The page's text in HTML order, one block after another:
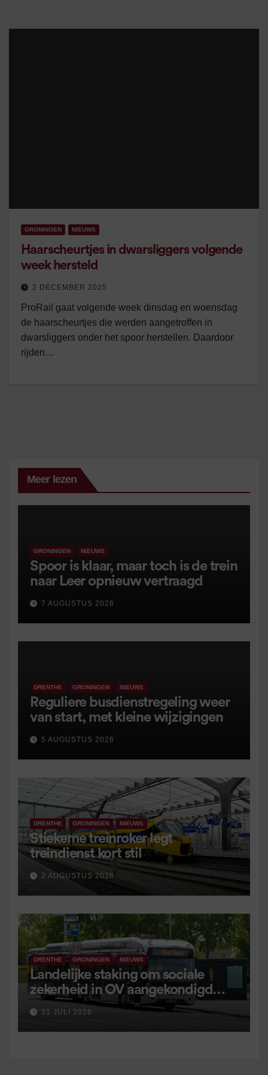
GRONINGEN NIEUWS
Haarscheurtjes in dwarsliggers volgende
week hersteld
2 DECEMBER 2025
ProRail gaat volgende week dinsdag en woensdag
de haarscheurtjes die werden aangetroffen in
dwarsliggers onder het spoor herstellen. Daardoor
rijden…
Meer lezen
GRONINGEN NIEUWS
Spoor is klaar, maar toch is de trein
naar Leer opnieuw vertraagd
7 AUGUSTUS 2026
DRENTHE GRONINGEN NIEUWS
Reguliere busdienstregeling weer
van start, met kleine wijzigingen
5 AUGUSTUS 2026
DRENTHE GRONINGEN NIEUWS
Stiekeme treinroker legt
treindienst kort stil
2 AUGUSTUS 2026
DRENTHE GRONINGEN NIEUWS
Landelijke staking om sociale
zekerheid in OV aangekondigd
voor 9 september
31 JULI 2026